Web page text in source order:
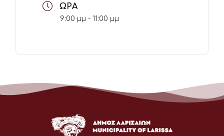
ΏΡΑ
9:00 μμ - 11:00 μμ